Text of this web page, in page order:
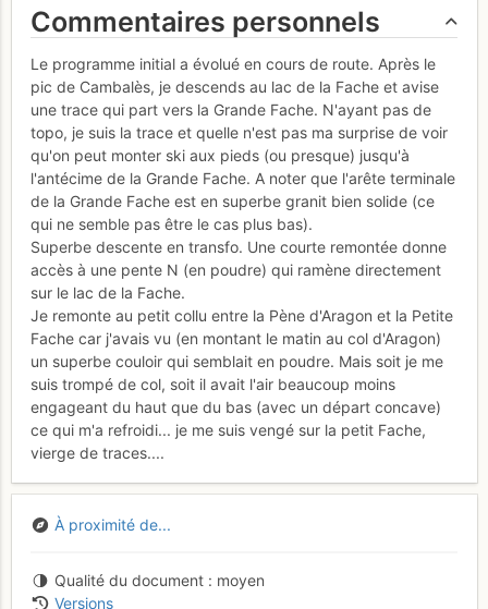
Commentaires personnels
Le programme initial a évolué en cours de route. Après le
pic de Cambalès, je descends au lac de la Fache et avise
une trace qui part vers la Grande Fache. N'ayant pas de
topo, je suis la trace et quelle n'est pas ma surprise de voir
qu'on peut monter ski aux pieds (ou presque) jusqu'à
l'antécime de la Grande Fache. A noter que l'arête terminale
de la Grande Fache est en superbe granit bien solide (ce
qui ne semble pas être le cas plus bas).
Superbe descente en transfo. Une courte remontée donne
accès à une pente N (en poudre) qui ramène directement
sur le lac de la Fache.
Je remonte au petit collu entre la Pène d'Aragon et la Petite
Fache car j'avais vu (en montant le matin au col d'Aragon)
un superbe couloir qui semblait en poudre. Mais soit je me
suis trompé de col, soit il avait l'air beaucoup moins
engageant du haut que du bas (avec un départ concave)
ce qui m'a refroidi... je me suis vengé sur la petit Fache,
vierge de traces....
À proximité de...
Qualité du document
moyen
Versions